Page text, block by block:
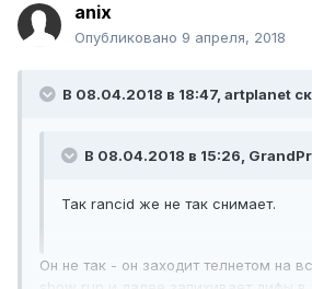
anix
Опубликовано 9 апреля, 2018
В 08.04.2018 в 18:47, artplanet
В 08.04.2018 в 15:26,
Так rancid же не так снимает.
Он не так - он заходит телнетом на